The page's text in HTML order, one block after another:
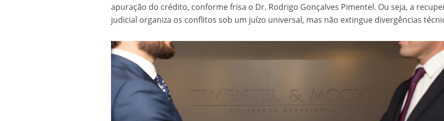
apuração do crédito, conforme frisa o Dr. Rodrigo Gonçalves Pimentel. Ou seja, a
judicial organiza os conflitos sob um juízo universal, mas não extingue divergências